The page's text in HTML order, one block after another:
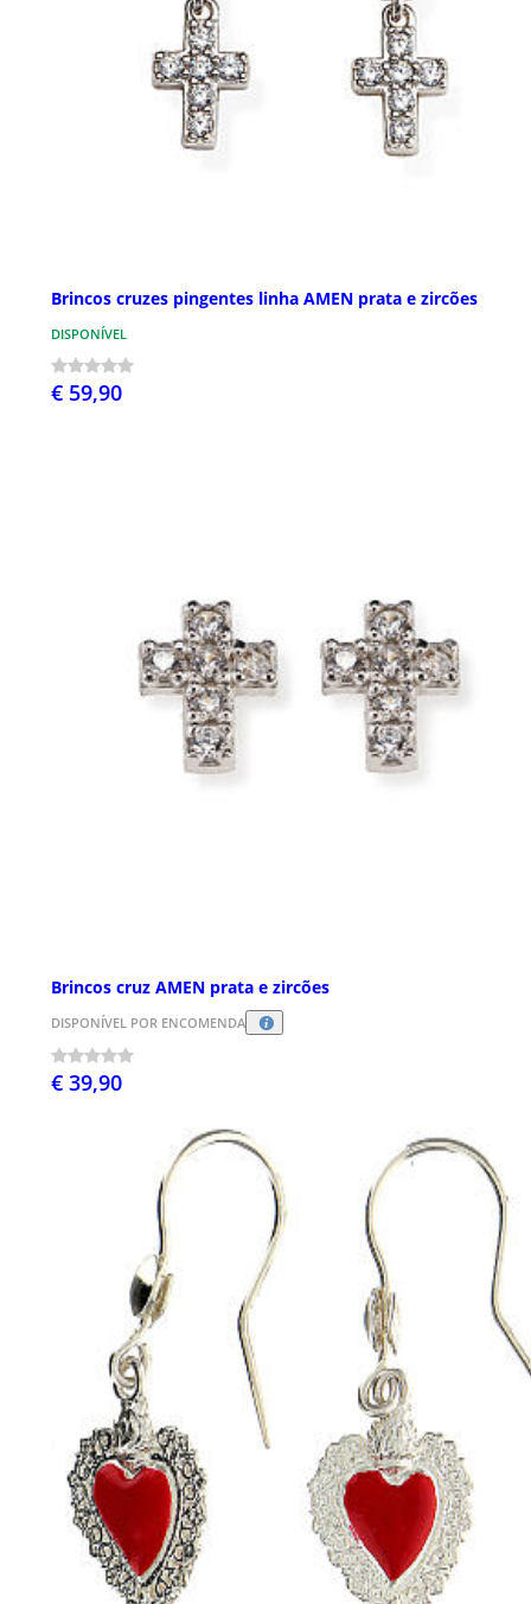
Brincos cruzes pingentes linha AMEN prata e zircões
DISPONÍVEL
€ 59,90
Brincos cruz AMEN prata e zircões
DISPONÍVEL POR ENCOMENDA
€ 39,90